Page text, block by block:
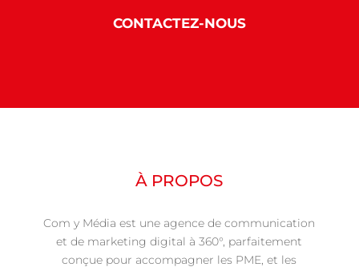
CONTACTEZ-NOUS
À PROPOS
Com y Média est une agence de communication
et de marketing digital à 360°, parfaitement
conçue pour accompagner les PME, et les